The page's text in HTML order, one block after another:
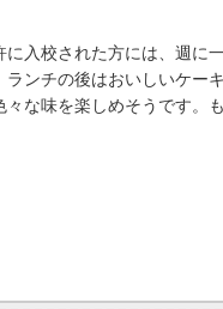
に入校された方には、週に
ランチの後はおいしいケー
々な味を楽しめそうです。